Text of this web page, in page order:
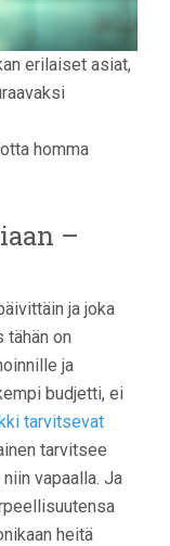
erilaiset asiat,
homma
–
ja joka
tähän on
ja
budjetti, ei
tarvitsevat
tarvitsee
vapaalla. Ja
heitä